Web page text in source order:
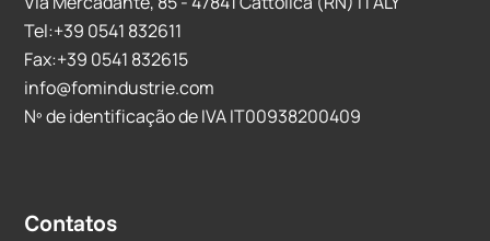
Tel:+39 0541 832611
Fax:+39 0541 832615
info@fomindustrie.com
Nº de identificação de IVA IT00938200409
Contatos